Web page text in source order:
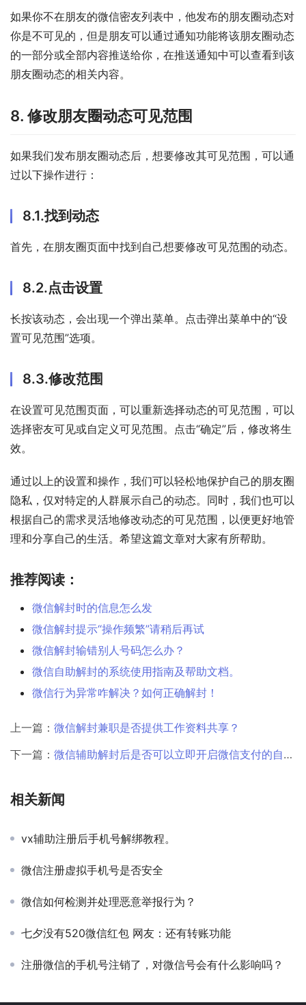
如果你不在朋友的微信密友列表中，他发布的朋友圈动态对
你是不可见的，但是朋友可以通过通知功能将该朋友圈动态
的一部分或全部内容推送给你，在推送通知中可以查看到该
朋友圈动态的相关内容。
8. 修改朋友圈动态可见范围
如果我们发布朋友圈动态后，想要修改其可见范围，可以通
过以下操作进行：
8.1.找到动态
首先，在朋友圈页面中找到自己想要修改可见范围的动态。
8.2.点击设置
长按该动态，会出现一个弹出菜单。点击弹出菜单中的“设
置可见范围”选项。
8.3.修改范围
在设置可见范围页面，可以重新选择动态的可见范围，可以
选择密友可见或自定义可见范围。点击“确定”后，修改将生
效。
通过以上的设置和操作，我们可以轻松地保护自己的朋友圈
隐私，仅对特定的人群展示自己的动态。同时，我们也可以
根据自己的需求灵活地修改动态的可见范围，以便更好地管
理和分享自己的生活。希望这篇文章对大家有所帮助。
推荐阅读：
微信解封时的信息怎么发
微信解封提示“操作频繁”请稍后再试
微信解封输错别人号码怎么办？
微信自助解封的系统使用指南及帮助文档。
微信行为异常咋解决？如何正确解封！
上一篇： 微信解封兼职是否提供工作资料共享？
下一篇： 微信辅助解封后是否可以立即开启微信支付的自动扣费功能？
相关新闻
vx辅助注册后手机号解绑教程。
微信注册虚拟手机号是否安全
微信如何检测并处理恶意举报行为？
七夕没有520微信红包 网友：还有转账功能
注册微信的手机号注销了，对微信号会有什么影响吗？